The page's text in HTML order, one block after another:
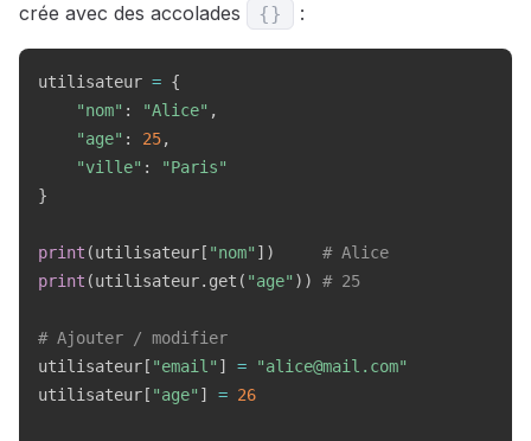
crée avec des accolades
{} :
utilisateur = {
"nom" : "Alice" ,
"age" : 25,
"ville" :
"Paris"
}
print (utilisateur [ "nom" ] )
# Alice
print (utilisateur. get ( "age" ) ) # 25
# Ajouter / modifier
utilisateur [ "email" ] =
"alice@mail.com"
utilisateur [ "age" ] = 26